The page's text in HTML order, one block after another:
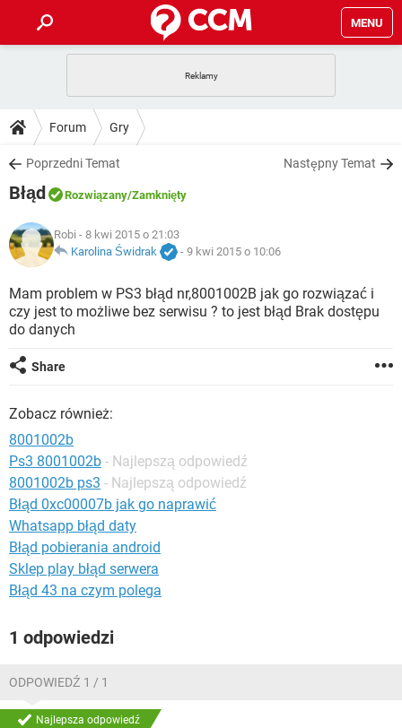
MENU
GRY
SPOTIFY
INSTAGRAM
WINDOWS 10
PORADY
PlayStation
INSTAGRAM
WINDOWS 10
DO POBRANIA
ANDROID
GRY
IOS NETFLIX
INSTAGRAM FACEBOOK
WINDOWS 10
FORUM
COVID-19
GRY
SPOTIFY NETFLIX
INSTAGRAM
WINDOWS 10
ARTYKUŁY
COVID-19 TIKTOK
GRY WHATSAPP
INSTAGRAM
WINDOWS 10
Forum Gry
Poprzedni Temat Następny Temat
Błąd Rozwiązany/Zamknięty
Robi - 8 kwi 2015 o 21:03
Karolina Świdrak
- 9 kwi 2015 o 10:06
Mam problem w PS3 błąd nr,8001002B jak go rozwiązać i
czy jest to możliwe bez serwisu ? to jest błąd Brak dostępu
do danych
Share
Zobacz również:
8001002b
Ps3 8001002b - Najlepszą odpowiedź
8001002b ps3 - Najlepszą odpowiedź
Błąd 0xc00007b jak go naprawić
Whatsapp błąd daty
Błąd pobierania android
Sklep play błąd serwera
Błąd 43 na czym polega
1 odpowiedzi
ODPOWIEDŹ 1 / 1
Najlepsza odpowiedź